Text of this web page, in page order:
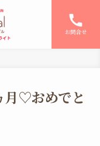
お問合せ
月♡おめでと